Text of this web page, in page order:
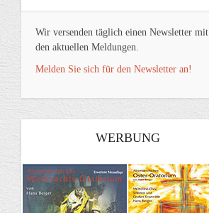
Wir versenden täglich einen Newsletter mit
den aktuellen Meldungen.
Melden Sie sich für den Newsletter an!
WERBUNG